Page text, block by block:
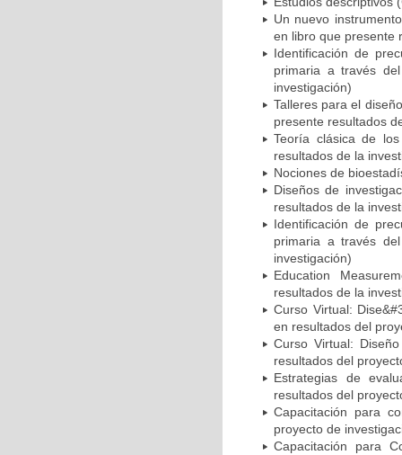
Un nuevo
en libro que presente
Identificación de
primaria a través
investigación)
Talleres para el
presente resultados
Teoría clásica de
resultados de la
Nociones de
Diseños de
resultados de la
Identificación de
primaria a través
investigación)
Education
resultados de la
Curso Virtual:
en resultados del
Curso Virtual:
resultados del
Estrategias de
resultados del
Capacitación para
proyecto de
Capacitación para